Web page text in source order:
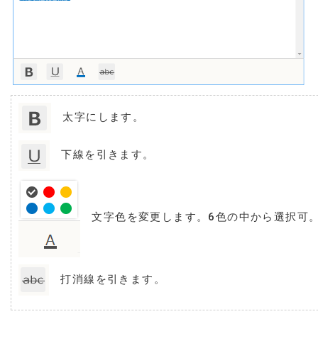
太字にします。
下線を引きます。
文字色を変更します。6色の中から選択可
打消線を引きます。